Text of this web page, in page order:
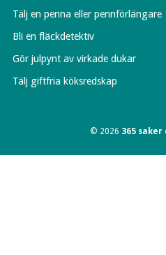
Tälj en penna eller pennförlängare
Bli en fläckdetektiv
Gör julpynt av virkade dukar
Tälj giftfria köksredskap
© 2026 365 saker